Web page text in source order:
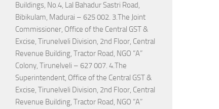
Buildings, No.4, Lal Bahadur Sastri Road,
Bibikulam, Madurai – 625 002. 3.The Joint
Commissioner, Office of the Central GST &
Excise, Tirunelveli Division, 2nd Floor, Central
Revenue Building, Tractor Road, NGO “A”
Colony, Tirunelveli – 627 007. 4.The
Superintendent, Office of the Central GST &
Excise, Tirunelveli Division, 2nd Floor, Central
Revenue Building, Tractor Road, NGO “A”